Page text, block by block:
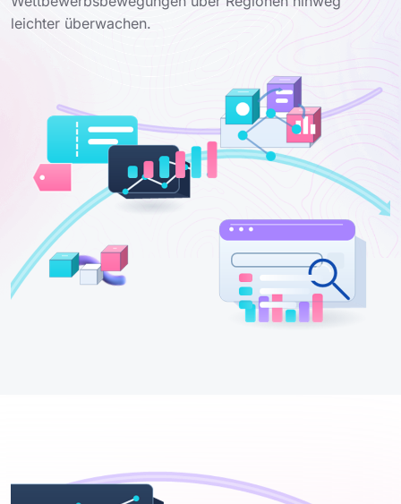
leichter überwachen.